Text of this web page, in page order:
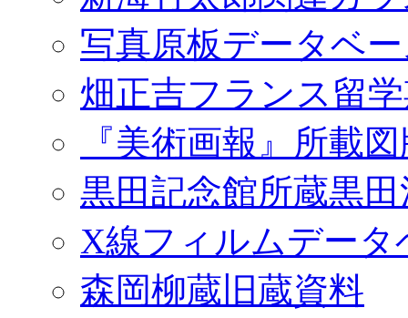
写真原板データベ
畑正吉フランス留
『美術画報』所載
黒田記念館所蔵黒
X線フィルムデータ
森岡柳蔵旧蔵資料